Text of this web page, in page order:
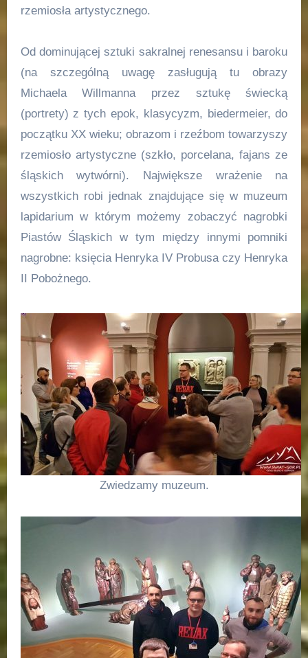
rzemiosła artystycznego.
Od dominującej sztuki sakralnej renesansu i baroku
(na szczególną uwagę zasługują tu obrazy
Michaela Willmanna przez sztukę świecką
(portrety) z tych epok, klasycyzm, biedermeier, do
początku XX wieku; obrazom i rzeźbom towarzyszy
rzemiosło artystyczne (szkło, porcelana, fajans ze
śląskich wytwórni). Największe wrażenie na
wszystkich robi jednak znajdujące się w muzeum
lapidarium w którym możemy zobaczyć nagrobki
Piastów Śląskich w tym między innymi pomniki
nagrobne: księcia Henryka IV Probusa czy Henryka
II Pobożnego.
Zwiedzamy muzeum.